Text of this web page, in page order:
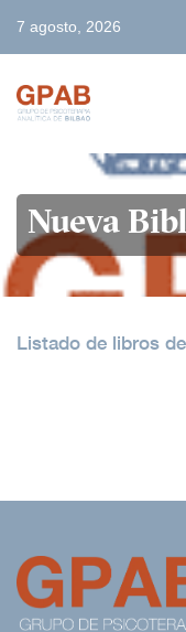
7 agosto, 2026
GPAB
FORMACIÓN
ACTIVIDADES
ENLACES
CONTACTO
Nueva
Listado de libros